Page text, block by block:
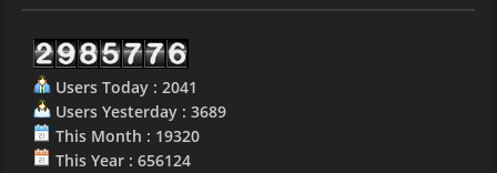
Users Today : 2041
Users Yesterday : 3689
This Month : 19320
This Year : 656124